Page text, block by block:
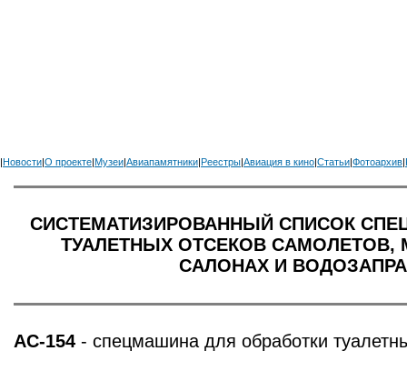
|Новости|О проекте|Музеи|Авиапамятники|Реестры|Авиация в кино|Статьи|Фотоархив|
СИСТЕМАТИЗИРОВАННЫЙ СПИСОК
ТУАЛЕТНЫХ ОТСЕКОВ САМОЛЕТОВ,
САЛОНАХ И
АС-154- спецмашина для обработки